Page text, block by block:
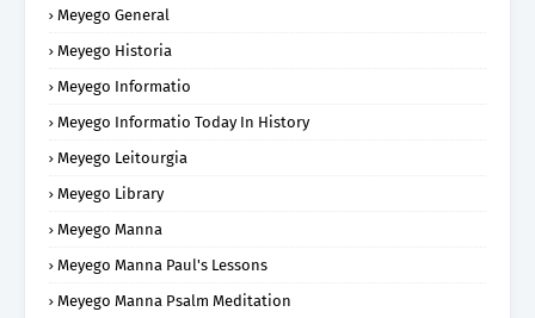
Meyego General
Meyego Historia
Meyego Informatio
Meyego Informatio Today In History
Meyego Leitourgia
Meyego Library
Meyego Manna
Meyego Manna Paul's Lessons
Meyego Manna Psalm Meditation